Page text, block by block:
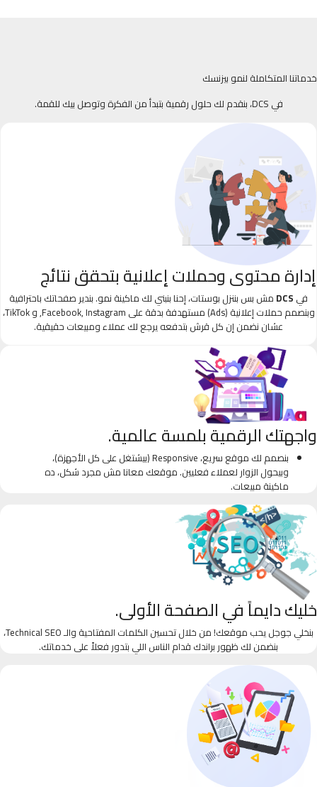
خدماتنا المتكاملة لنمو بيزنسك
في DCS، بنقدم لك حلول رقمية بتبدأ من الفكرة وتوصل بيك للقمة.
إدارة محتوى وحملات إعلانية بتحقق نتائج
في DCS مش بس بننزل بوستات، إحنا بنبني لك ماكينة نمو. بندير صفحاتك باحترافية
وبنصمم حملات إعلانية (Ads) مستهدفة بدقة على Facebook, Instagram, و TikTok،
عشان نضمن إن كل قرش بتدفعه يرجع لك عملاء ومبيعات حقيقية.
واجهتك الرقمية بلمسة عالمية.
بنصمم لك موقع سريع، Responsive (بيشتغل على كل الأجهزة)،
وبيحول الزوار لعملاء فعليين. موقعك معانا مش مجرد شكل، ده
ماكينة مبيعات.
خليك دايماً في الصفحة الأولى.
بنخلي جوجل يحب موقعك! من خلال تحسين الكلمات المفتاحية والـ Technical SEO،
بنضمن لك ظهور براندك قدام الناس اللي بتدور فعلاً على خدماتك.